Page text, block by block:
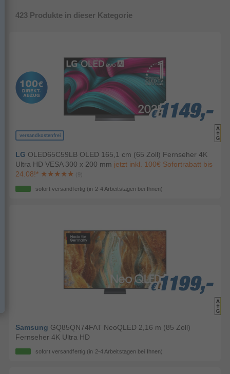
423 Produkte in dieser Kategorie
versandkostenfrei
€ 1149,-
€ 1149,-
€ 1149,-
LG OLED65C59LB OLED 165,1 cm (65 Zoll) Fernseher 4K
Ultra HD VESA 300 x 200 mm jetzt inkl. 100€ Sofortrabatt bis
24.08!*
(9)
sofort versandfertig (in 2-4 Arbeitstagen bei Ihnen)
€ 1199,-
€ 1199,-
€ 1199,-
Samsung GQ85QN74FAT NeoQLED 2,16 m (85 Zoll)
Fernseher 4K Ultra HD
sofort versandfertig (in 2-4 Arbeitstagen bei Ihnen)